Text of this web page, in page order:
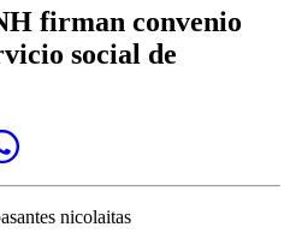
firman convenio
social de
nicolaitas